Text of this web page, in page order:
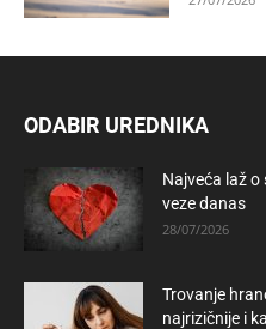
ODABIR UREDNIKA
Najveća laž
veze danas
28/07/2026
Trovanje
najrizičnije i